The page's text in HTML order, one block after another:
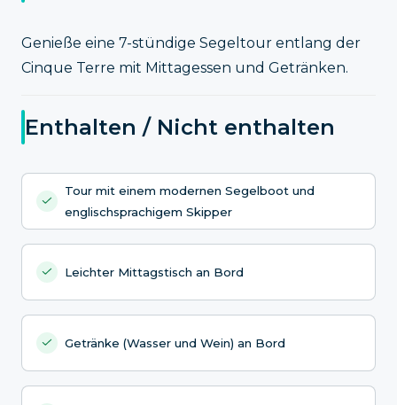
Genieße eine 7-stündige Segeltour entlang der
Cinque Terre mit Mittagessen und Getränken.
Enthalten / Nicht enthalten
Tour mit einem modernen Segelboot und
englischsprachigem Skipper
Leichter Mittagstisch an Bord
Getränke (Wasser und Wein) an Bord